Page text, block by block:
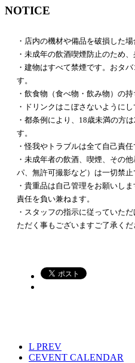
NOTICE
・店内の機材や備品を破損した
・未成年の飲酒喫煙防止のため
・建物はすべて禁煙です。おタ
す。
・飲食物（食べ物・飲み物）の
・ドリンクはこぼさないように
・都条例により、18歳未満の方
す。
・怪我やトラブルは全て自己責
・未成年者の飲酒、喫煙、その
パ、無許可撮影など）は一切禁止
・貴重品は自己管理をお願いし
責任を負い兼ねます。
・スタッフの指示に従っていた
ただく事もございますご了承くだ
L PREV
CEVENT CALENDAR